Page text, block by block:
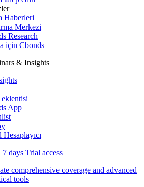
Haberleri
Merkezi
Research
için Cbonds
& Insights
App
7 days Trial access
comprehensive coverage and advanced
tools